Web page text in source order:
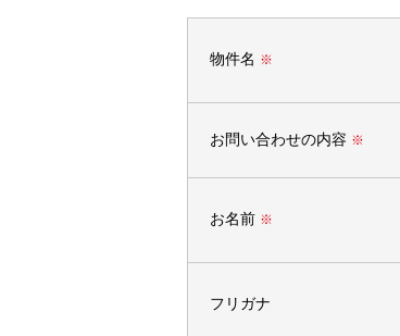
物件名 ※
お問い合わせの内容 ※
お名前 ※
フリガナ